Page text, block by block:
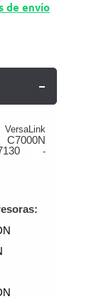
de envío
-